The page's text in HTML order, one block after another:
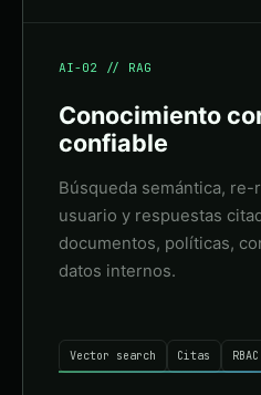
AI-02 // RAG
Conocimiento
confiable
Búsqueda semántica,
usuario y respuestas
documentos, políticas,
datos internos.
Vector search Citas RBAC